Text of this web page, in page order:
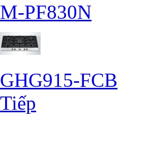
M-PF830N
GHG915-FCB
Tiếp